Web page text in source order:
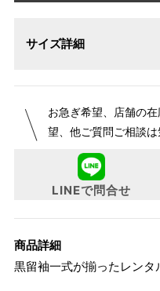
サイズ詳細
身長目安
L ～170cm
1 寸法は鯨尺（くじらじ
で作られた道具で測っ
単位：１尺＝約38cm
2 鯨尺寸法となりますので
お急ぎ希望、店舗の
望、他ご質問ご相談は
LINEで問合せ
商品詳細
黒留袖一式が揃ったレンタ